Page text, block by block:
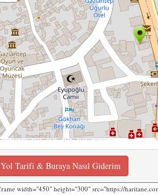
Yol Tarifi & Buraya Nasıl Giderim